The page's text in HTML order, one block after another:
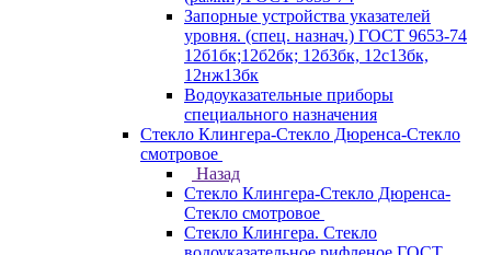
Запорные устройства указателей
уровня. (спец. назнач.) ГОСТ 9653-74
12б1бк;12б2бк; 12б3бк, 12с13бк,
12нж13бк
Водоуказательные приборы
специального назначения
Стекло Клингера-Стекло Дюренса-Стекло
смотровое
Назад
Стекло Клингера-Стекло Дюренса-
Стекло смотровое
Стекло Клингера. Стекло